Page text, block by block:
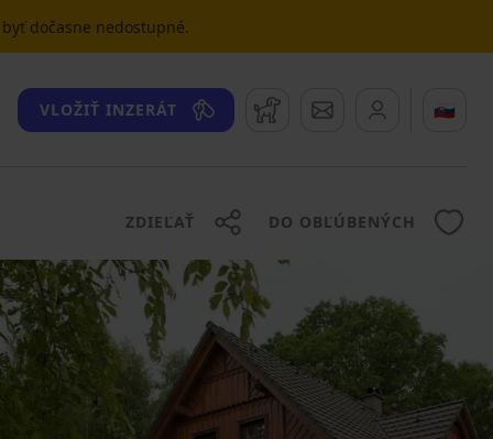
dočasne nedostupné.
VLOŽIŤ INZERÁT Strážny pesSprávy 🇸🇰
ZDIEĽAŤ DO OBĽÚBENÝCH